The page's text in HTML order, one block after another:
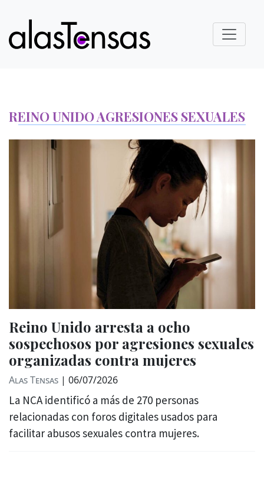
REINO UNIDO AGRESIONES SEXUALES
Reino Unido arresta a ocho
sospechosos por agresiones sexuales
organizadas contra mujeres
Alas Tensas | 06/07/2026
La NCA identificó a más de 270 personas
relacionadas con foros digitales usados para
facilitar abusos sexuales contra mujeres.